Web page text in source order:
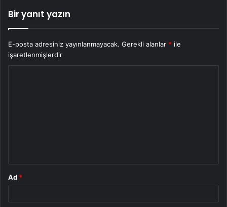
Bir yanıt yazın
E-posta adresiniz yayınlanmayacak. Gerekli alanlar * ile
işaretlenmişlerdir
Ad *